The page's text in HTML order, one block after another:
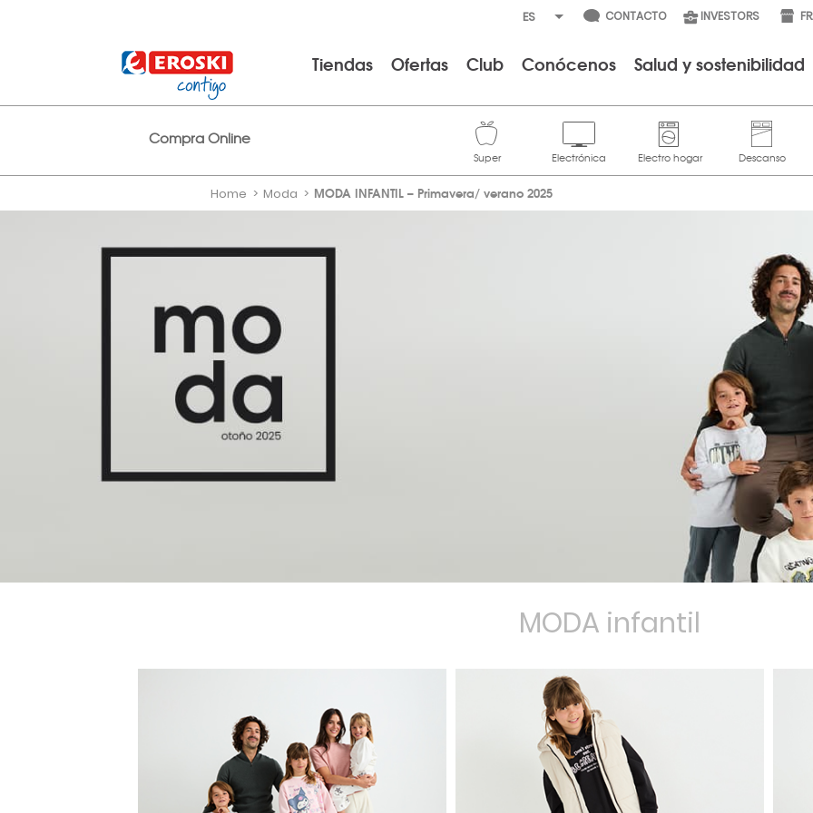
CONTACTO INVESTORS
Tiendas Ofertas Club Conócenos Salud y sostenibilidad
Compra Online
Home Moda MODA INFANTIL – Primavera/ verano 2025
MODA infantil